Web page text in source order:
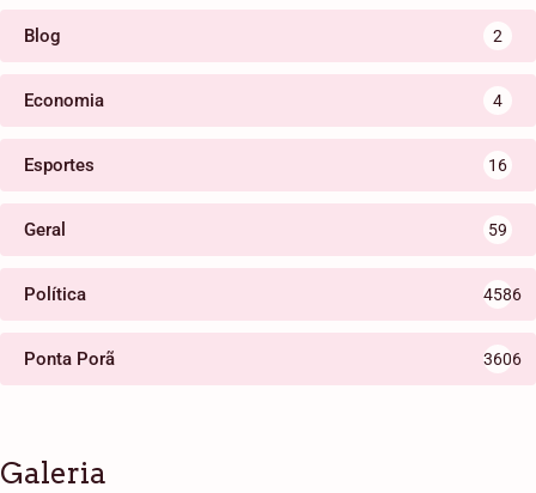
Blog 2
Economia 4
Esportes 16
Geral 59
Política 4586
Ponta Porã 3606
Galeria